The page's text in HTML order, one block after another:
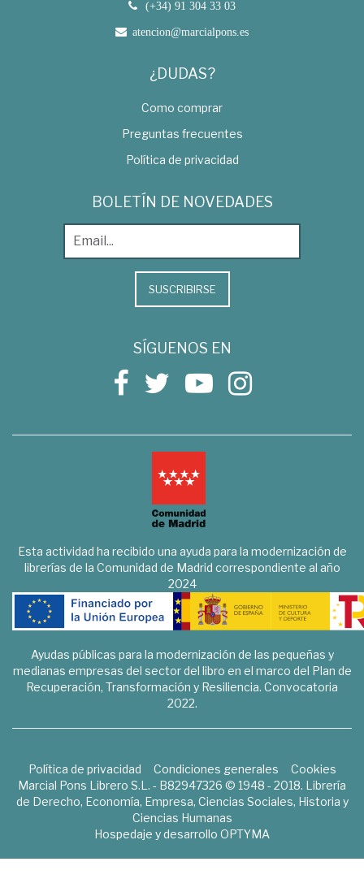
(+34) 91 304 33 03
atencion@marcialpons.es
¿DUDAS?
Como comprar
Preguntas frecuentes
Política de privacidad
BOLETÍN DE NOVEDADES
SUSCRIBIRSE
SÍGUENOS EN
Esta actividad ha recibido una ayuda para la modernización de
librerías de la Comunidad de Madrid correspondiente al año
2024
Ayudas públicas para la modernización de las pequeñas y
medianas empresas del sector del libro en el marco del Plan de
Recuperación, Transformación y Resiliencia. Convocatoria
2022.
Política de privacidad Condiciones generales
Cookies
Marcial Pons Librero S.L. - B82947326 © 1948 - 2018. Librería
de Derecho, Economía, Empresa, Ciencias Sociales, Historia y
Ciencias Humanas
Hospedaje y desarrollo OPTYMA